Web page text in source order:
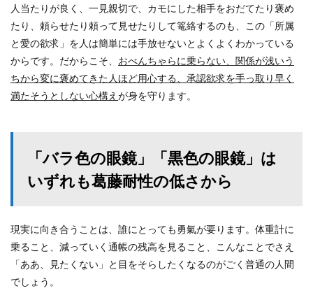
人当たりが良く、一見親切で、カモにした相手をおだてたり褒め
たり、頼らせたり頼って見せたりして篭絡するのも、この「所属
と愛の欲求」を人は簡単には手放せないとよくよくわかっている
からです。だからこそ、 おべんちゃらに乗らない、関係が浅いう
ちから変に褒めてきた人ほど用心する、承認欲求を手っ取り早く
満たそうとしない心構え が身を守ります。
「バラ色の眼鏡」「黒色の眼鏡」は
いずれも葛藤耐性の低さから
現実に向き合うことは、誰にとっても勇氣が要ります。体重計に
乗ること、減っていく通帳の残高を見ること、こんなことでさえ
「ああ、見たくない」と目をそらしたくなるのがごく普通の人間
でしょう。